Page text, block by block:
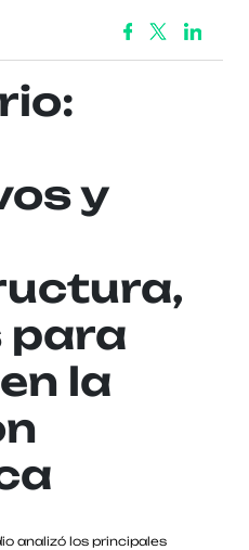
y
para
la
analizó los principales